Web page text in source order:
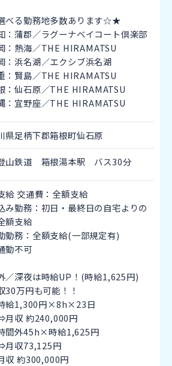
る勤務地多数あります☆★
：蒲郡／ラグーナベイコート倶楽部
：熱海／THE HIRAMATSU
：浜名湖／エクシブ浜名湖
：賢島／THE HIRAMATSU
：仙石原／THE HIRAMATSU
：宜野座／THE HIRAMATSU
県足柄下郡箱根町仙石原
山鉄道 箱根湯本駅 バス30分
給 交通費：全額支給
み勤務：初日・最終日の自宅よりの
額支給
勤務：全額支給(一部規定有)
勤不可
／深夜は時給UP！(時給1,625円)
万円も可能！！
給1,300円×8h×23日
約240,000円
外45h×時給1,625円
収73,125円
収 約300,000円